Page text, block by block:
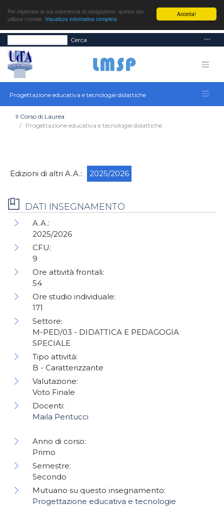
Accetta!
Per migliorare la tua esperienza di navigazione, questo sito
utilizza i cookie. Visualizza informativa completa
Cerca
Progettazione educativa e tecnologie didattiche
Il Corso di Laurea
Progettazione educativa e tecnologie didattiche
Edizioni di altri A.A.: 2025/2026
DATI INSEGNAMENTO
A.A.:
2025/2026
CFU:
9
Ore attività frontali:
54
Ore studio individuale:
171
Settore:
M-PED/03 - DIDATTICA E PEDAGOGIA
SPECIALE
Tipo attività:
B - Caratterizzante
Valutazione:
Voto Finale
Docenti:
Maila Pentucci
Anno di corso:
Primo
Semestre:
Secondo
Mutuano su questo insegnamento:
Progettazione educativa e tecnologie